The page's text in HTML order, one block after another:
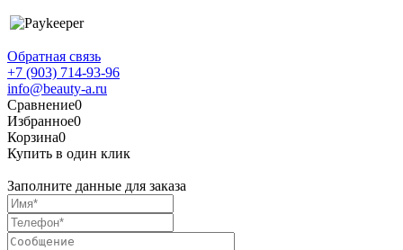
Обратная связь
+7 (903) 714-93-96
info@beauty-a.ru
Сравнение0
Избранное0
Корзина0
Купить в один клик
Заполните данные для заказа